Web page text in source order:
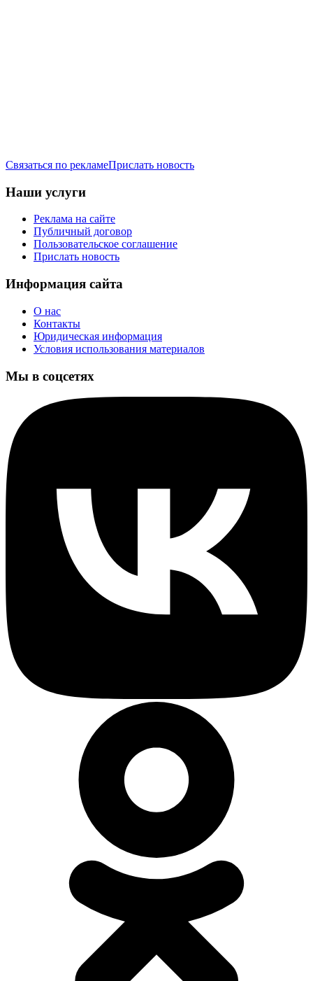
Связаться по рекламеПрислать новость
Наши услуги
Реклама на сайте
Публичный договор
Пользовательское соглашение
Прислать новость
Информация сайта
О нас
Контакты
Юридическая информация
Условия использования материалов
Мы в соцсетях